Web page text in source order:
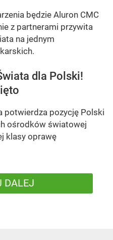
będzie Aluron CMC
z partnerami przywita
na jednym
dla Polski!
potwierdza pozycję Polski
ośrodków światowej
klasy oprawę
DALEJ